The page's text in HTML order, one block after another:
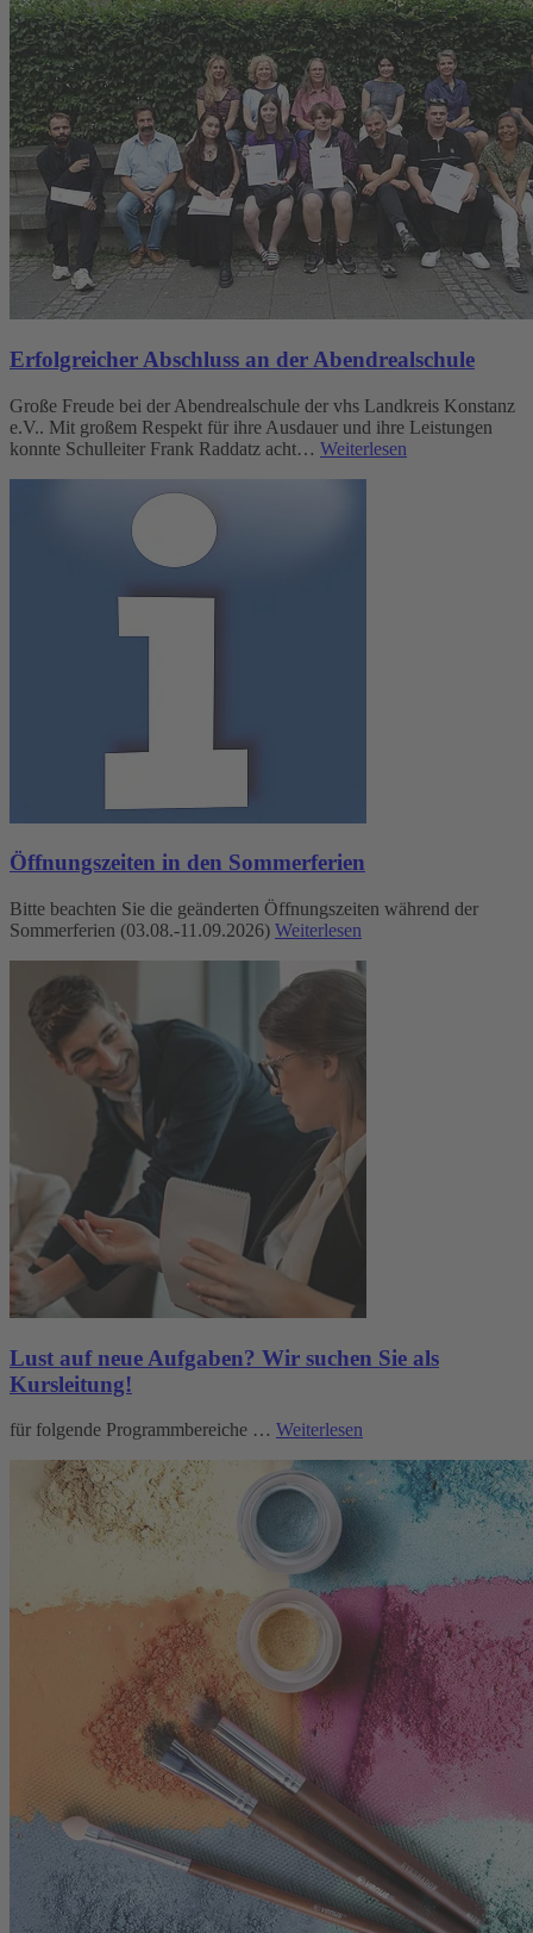
Erfolgreicher Abschluss an der Abendrealschule
Große Freude bei der Abendrealschule der vhs Landkreis Konstanz
e.V.. Mit großem Respekt für ihre Ausdauer und ihre Leistungen
konnte Schulleiter Frank Raddatz acht… Weiterlesen
Öffnungszeiten in den Sommerferien
Bitte beachten Sie die geänderten Öffnungszeiten während der
Sommerferien (03.08.-11.09.2026) Weiterlesen
Lust auf neue Aufgaben? Wir suchen Sie als
Kursleitung!
für folgende Programmbereiche … Weiterlesen